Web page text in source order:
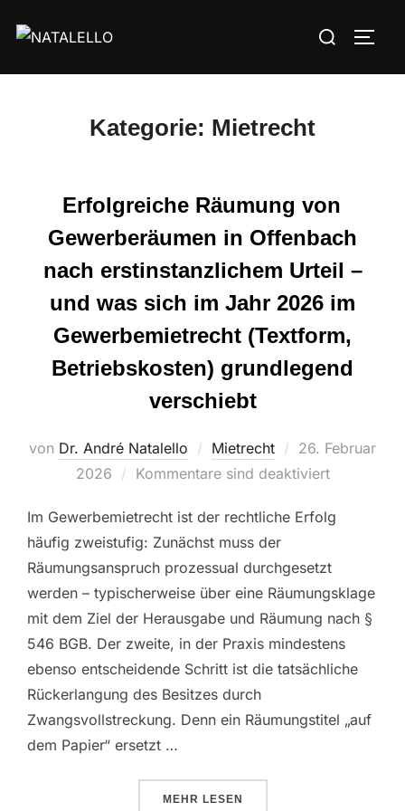
Kategorie: Mietrecht
Erfolgreiche Räumung von
Gewerberäumen in Offenbach
nach erstinstanzlichem Urteil –
und was sich im Jahr 2026 im
Gewerbemietrecht (Textform,
Betriebskosten) grundlegend
verschiebt
von Dr. André Natalello Mietrecht
26. Februar
2026
Kommentare sind deaktiviert
Im Gewerbemietrecht ist der rechtliche Erfolg
häufig zweistufig: Zunächst muss der
Räumungsanspruch prozessual durchgesetzt
werden – typischerweise über eine Räumungsklage
mit dem Ziel der Herausgabe und Räumung nach §
546 BGB. Der zweite, in der Praxis mindestens
ebenso entscheidende Schritt ist die tatsächliche
Rückerlangung des Besitzes durch
Zwangsvollstreckung. Denn ein Räumungstitel „auf
dem Papier“ ersetzt …
MEHR LESEN